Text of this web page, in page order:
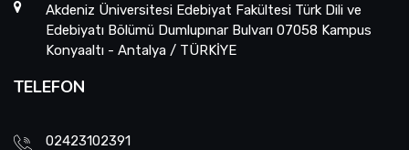
Akdeniz Üniversitesi Edebiyat Fakültesi Türk Dili ve
Edebiyatı Bölümü Dumlupınar Bulvarı 07058 Kampus
Konyaaltı - Antalya / TÜRKİYE
TELEFON
02423102391